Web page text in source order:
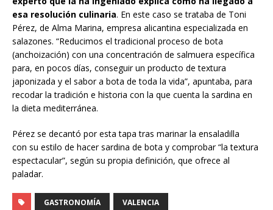
esa resolución culinaria. En este caso se trataba de Toni
Pérez, de Alma Marina, empresa alicantina especializada en
salazones. “Reducimos el tradicional proceso de bota
(anchoización) con una concentración de salmuera específica
para, en pocos días, conseguir un producto de textura
japonizada y el sabor a bota de toda la vida”, apuntaba, para
recodar la tradición e historia con la que cuenta la sardina en
la dieta mediterránea.
Pérez se decantó por esta tapa tras marinar la ensaladilla
con su estilo de hacer sardina de bota y comprobar “la textura
espectacular”, según su propia definición, que ofrece al
paladar.
GASTRONOMÍA VALENCIA